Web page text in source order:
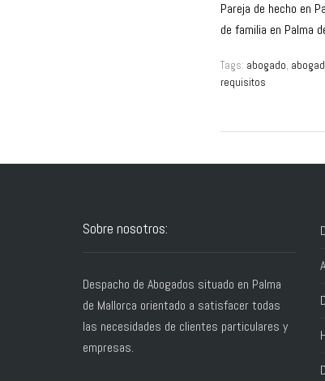
Pareja de hecho en
de familia en Palma
Tags: abogado,
requisitos
Sobre nosotros:
Despacho de Abogados situado en Palma
de Mallorca orientado a satisfacer todas
las necesidades de clientes particulares y
empresas.